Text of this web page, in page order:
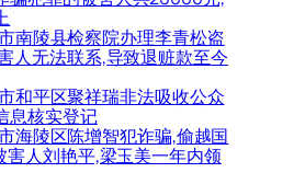
南陵县检察院办理李青松盗
人无法联系,导致退赃款至今
和平区聚祥瑞非法吸收公众
息核实登记
海陵区陈增智犯诈骗,偷越国
人刘艳平,梁玉美一年内领